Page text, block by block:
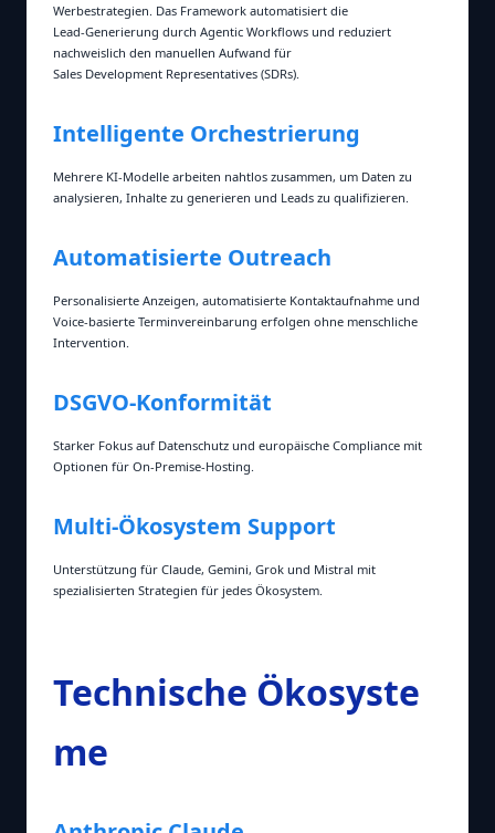
Werbestrategien. Das Framework automatisiert die
Lead‑Generierung durch Agentic Workflows und reduziert
nachweislich den manuellen Aufwand für
Sales Development Representatives (SDRs).
Intelligente Orchestrierung
Mehrere KI‑Modelle arbeiten nahtlos zusammen, um Daten zu
analysieren, Inhalte zu generieren und Leads zu qualifizieren.
Automatisierte Outreach
Personalisierte Anzeigen, automatisierte Kontaktaufnahme und
Voice‑basierte Terminvereinbarung erfolgen ohne menschliche
Intervention.
DSGVO‑Konformität
Starker Fokus auf Datenschutz und europäische Compliance mit
Optionen für On‑Premise‑Hosting.
Multi‑Ökosystem Support
Unterstützung für Claude, Gemini, Grok und Mistral mit
spezialisierten Strategien für jedes Ökosystem.
Technische Ökosyste
me